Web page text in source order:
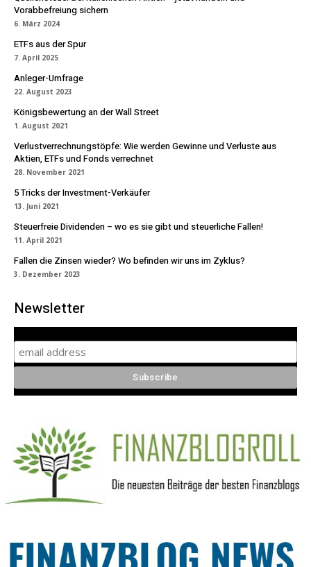
Vorabbefreiung sichern
6. März 2024
ETFs aus der Spur
7. April 2025
Anleger-Umfrage
22. August 2023
Königsbewertung an der Wall Street
1. August 2021
Verlustverrechnungstöpfe: Wie werden Gewinne und Verluste aus
Aktien, ETFs und Fonds verrechnet
28. November 2021
5 Tricks der Investment-Verkäufer
13. Juni 2021
Steuerfreie Dividenden – wo es sie gibt und steuerliche Fallen!
11. April 2021
Fallen die Zinsen wieder? Wo befinden wir uns im Zyklus?
3. Dezember 2023
Newsletter